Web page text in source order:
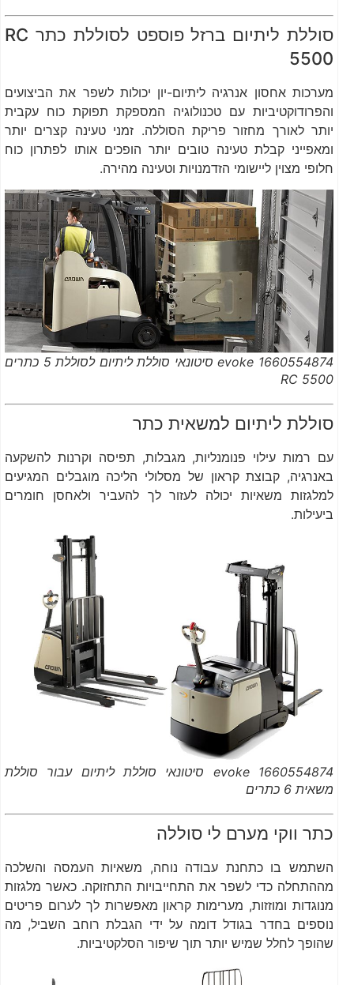
סוללת ליתיום ברזל פוספט לסוללת כתר RC
5500
מערכות אחסון אנרגיה ליתיום-יון יכולות לשפר את הביצועים
והפרודוקטיביות עם טכנולוגיה המספקת תפוקת כוח עקבית
יותר לאורך מחזור פריקת הסוללה. זמני טעינה קצרים יותר
ומאפייני קבלת טעינה טובים יותר הופכים אותו לפתרון כוח
חלופי מצוין ליישומי הזדמנויות וטעינה מהירה.
1660554874 evoke סיטונאי סוללת ליתיום לסוללת 5 כתרים
RC 5500
סוללת ליתיום למשאית כתר
עם רמות עילוי פנומנליות, מגבלות, תפיסה וקרנות להשקעה
באנרגיה, קבוצת קראון של מסלולי הליכה מוגבלים המגיעים
למלגזות משאיות יכולה לעזור לך להעביר ולאחסן חומרים
ביעילות.
1660554874 evoke סיטונאי סוללת ליתיום עבור סוללת
משאית 6 כתרים
כתר ווקי מערם לי סוללה
השתמש בו כתחנת עבודה נוחה, משאיות העמסה והשלכה
מההתחלה כדי לשפר את התחייבויות התחזוקה. כאשר מלגזות
מנוגדות ומוזזות, מערימות קראון מאפשרות לך לערום פריטים
נוספים בחדר בגודל דומה על ידי הגבלת רוחב השביל, מה
שהופך לחלל שמיש יותר תוך שיפור הסלקטיביות.